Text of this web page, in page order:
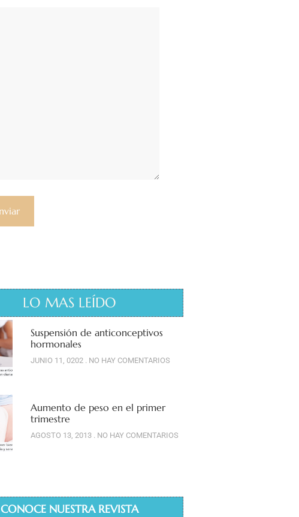
LO MAS LEÍDO
Suspensión de anticonceptivos
hormonales
JUNIO 11, 0202 NO HAY COMENTARIOS
Aumento de peso en el primer
trimestre
AGOSTO 13, 2013 NO HAY COMENTARIOS
CONOCE NUESTRA REVISTA